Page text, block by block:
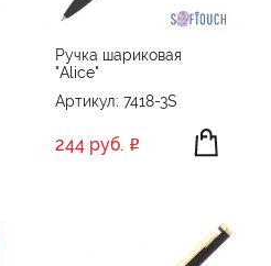
Ручка шариковая
"Alice"
Артикул: 7418-3S
244 руб.